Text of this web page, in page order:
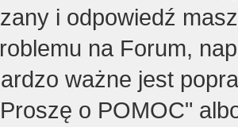
i odpowiedź
na Forum,
ważne jest
o POMOC"